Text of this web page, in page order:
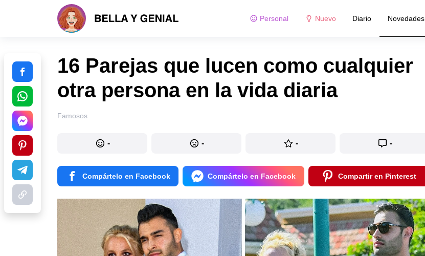
Personal Nuevo Diario Novedades
16 Parejas que lucen como cualquier
otra persona en la vida diaria
Famosos
- - - -
Compártelo en Facebook Compártelo en Facebook Compartir en Pinterest